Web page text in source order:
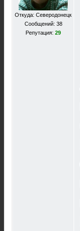
Откуда: Северодонецк
Сообщений: 38
Репутация: 29